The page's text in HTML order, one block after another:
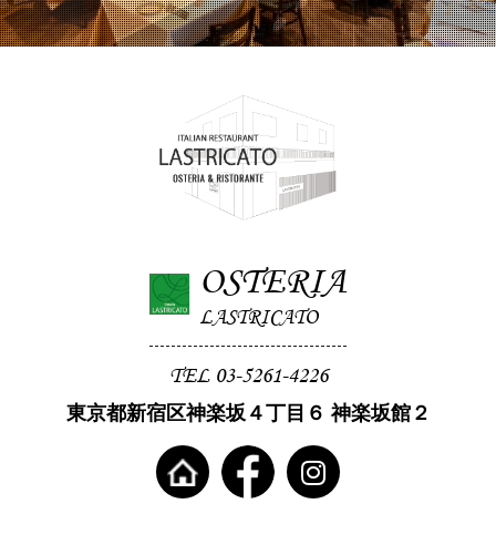
OSTERIA
LASTRICATO
TEL 03-5261-4226
東京都新宿区神楽坂４丁目６ 神楽坂館２